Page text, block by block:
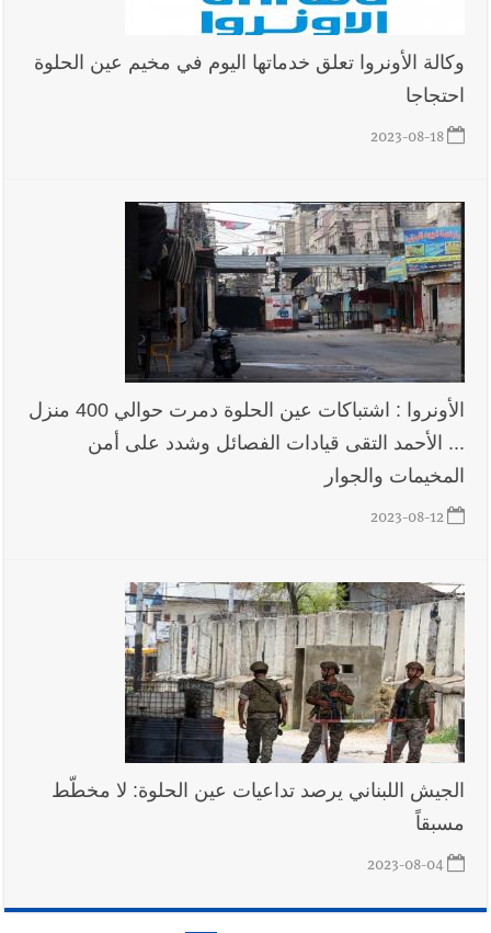
وكالة الأونروا تعلق خدماتها اليوم في مخيم عين الحلوة
احتجاجا
2023-08-18
الأونروا : اشتباكات عين الحلوة دمرت حوالي 400 منزل
... الأحمد التقى قيادات الفصائل وشدد على أمن
المخيمات والجوار
2023-08-12
الجيش اللبناني يرصد تداعيات عين الحلوة: لا مخطّط
مسبقاً
2023-08-04